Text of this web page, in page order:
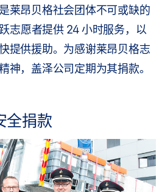
莱昂贝格社会团体不可或缺的
志愿者提供 24 小时服务，以
提供援助。为感谢莱昂贝格志
神，盖泽公司定期为其捐款。
全捐款